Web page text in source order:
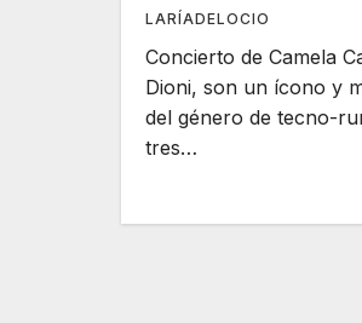
LARÍADELOCIO
Concierto de Camela
Dioni, son un ícono y
del género de tecno-
tres…